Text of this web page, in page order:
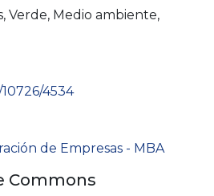
, Verde, Medio ambiente,
4534
de Empresas - MBA
Commons